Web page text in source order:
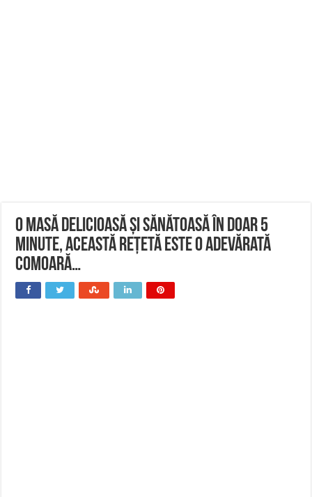
O masă delicioasă și sănătoasă în doar 5
minute, această rețetă este o adevărată
comoară…